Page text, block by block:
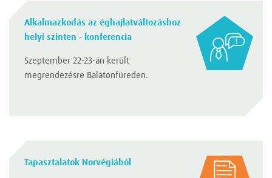
Alkalmazkodás az éghajlatváltozáshoz
helyi szinten - konferencia
Szeptember 22-23-án került
megrendezésre Balatonfüreden.
Tapasztalatok Norvégiából